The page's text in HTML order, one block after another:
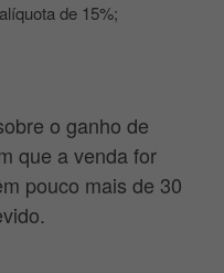
de 15%;
o ganho de
que a venda for
pouco mais de 30